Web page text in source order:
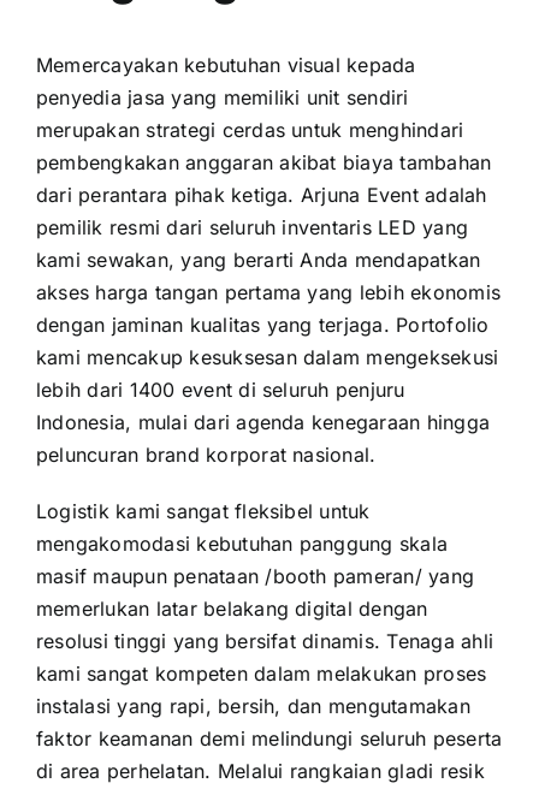
Memercayakan kebutuhan visual kepada
penyedia jasa yang memiliki unit sendiri
merupakan strategi cerdas untuk menghindari
pembengkakan anggaran akibat biaya tambahan
dari perantara pihak ketiga. Arjuna Event adalah
pemilik resmi dari seluruh inventaris LED yang
kami sewakan, yang berarti Anda mendapatkan
akses harga tangan pertama yang lebih ekonomis
dengan jaminan kualitas yang terjaga. Portofolio
kami mencakup kesuksesan dalam mengeksekusi
lebih dari 1400 event di seluruh penjuru
Indonesia, mulai dari agenda kenegaraan hingga
peluncuran brand korporat nasional.
Logistik kami sangat fleksibel untuk
mengakomodasi kebutuhan panggung skala
masif maupun penataan /booth pameran/ yang
memerlukan latar belakang digital dengan
resolusi tinggi yang bersifat dinamis. Tenaga ahli
kami sangat kompeten dalam melakukan proses
instalasi yang rapi, bersih, dan mengutamakan
faktor keamanan demi melindungi seluruh peserta
di area perhelatan. Melalui rangkaian gladi resik